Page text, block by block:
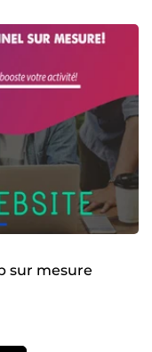
sur mesure